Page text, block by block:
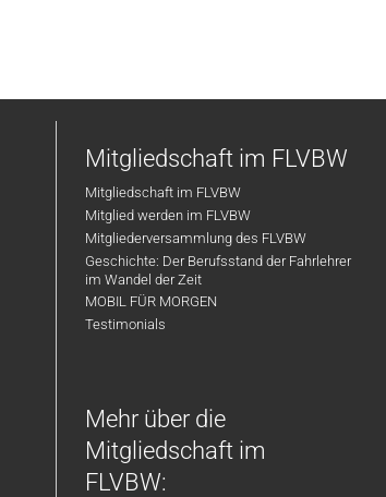
Mitgliedschaft im FLVBW
Mitgliedschaft im FLVBW
Mitglied werden im FLVBW
Mitgliederversammlung des FLVBW
Geschichte: Der Berufsstand der Fahrlehrer
im Wandel der Zeit
MOBIL FÜR MORGEN
Testimonials
Mehr über die
Mitgliedschaft im
FLVBW: